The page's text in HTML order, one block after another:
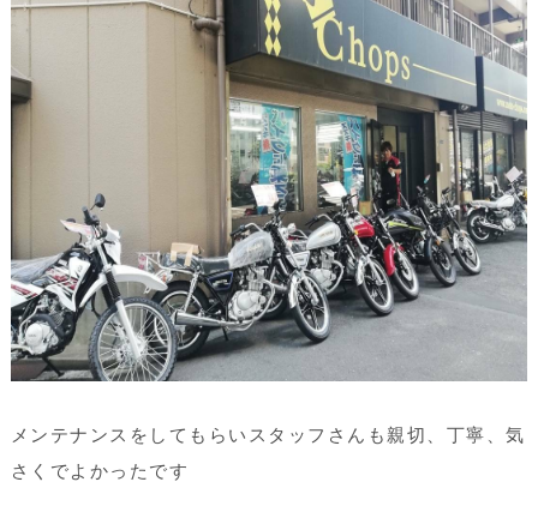
メンテナンスをしてもらいスタッフさんも親切、丁寧、気
さくでよかったです